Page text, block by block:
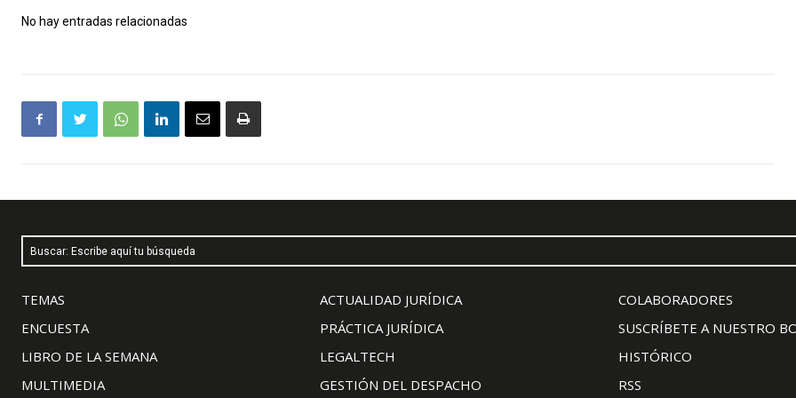
No hay entradas relacionadas
Buscar: Escribe aquí tu búsqueda
TEMAS
ENCUESTA
LIBRO DE LA SEMANA
MULTIMEDIA
ACTUALIDAD JURÍDICA
PRÁCTICA JURÍDICA
LEGALTECH
GESTIÓN DEL DESPACHO
COLABORADORES
SUSCRÍBETE A NUESTRO
HISTÓRICO
RSS